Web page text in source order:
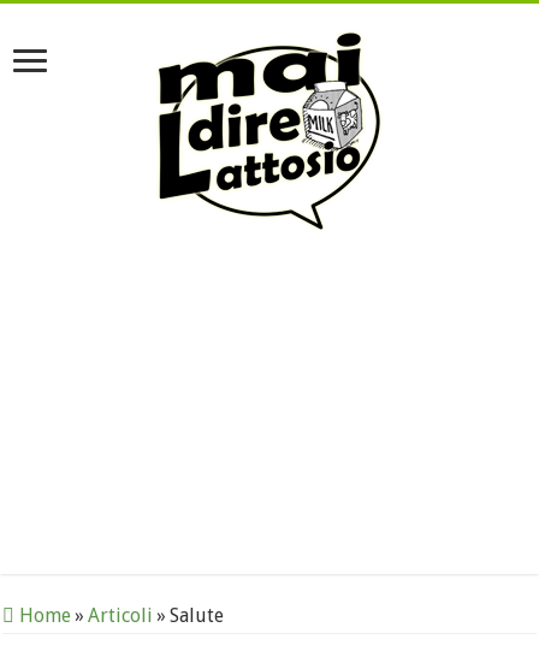
Home» Articoli » Salute